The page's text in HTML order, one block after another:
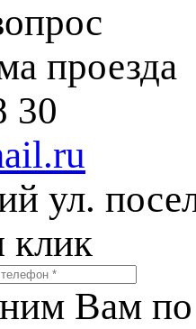
проезда
30
ул.
клик
Вам по